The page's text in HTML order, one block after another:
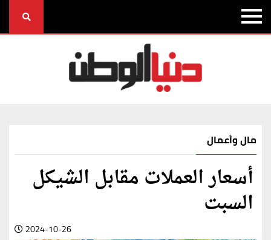
مال وأعمال
أسعار العملات مقابل الشيكل
السبت
2024-10-26